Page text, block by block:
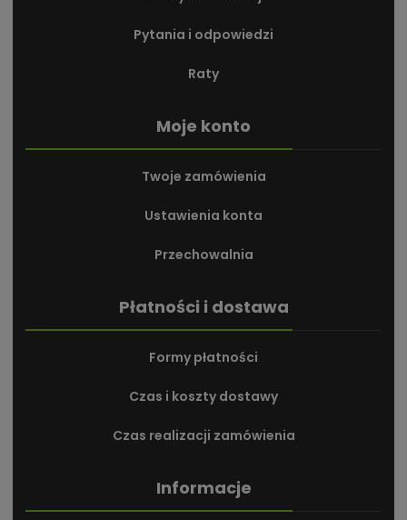
Pytania i odpowiedzi
Raty
Moje konto
Twoje zamówienia
Ustawienia konta
Przechowalnia
Płatności i dostawa
Formy płatności
Czas i koszty dostawy
Czas realizacji zamówienia
Informacje